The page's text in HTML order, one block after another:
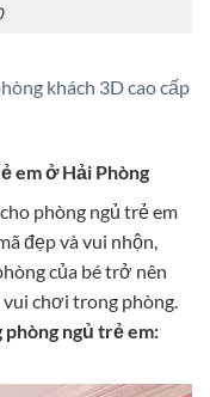
khách 3D cao cấp
em ở Hải Phòng
phòng ngủ trẻ em
đẹp và vui nhộn,
của bé trở nên
chơi trong phòng.
ngủ trẻ em: